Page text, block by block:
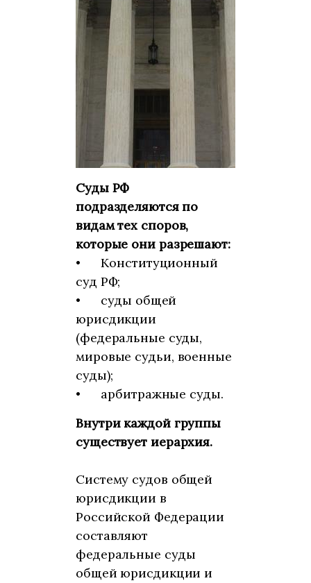
Суды РФ
подразделяются по
видам тех споров,
которые они разрешают:
•Конституционный
суд РФ;
• суды общей
юрисдикции
(федеральные суды,
мировые судьи, военные
суды);
• арбитражные суды.
Внутри каждой группы
существует иерархия.
Систему судов общей
юрисдикции в
Российской Федерации
составляют
федеральные суды
общей юрисдикции и